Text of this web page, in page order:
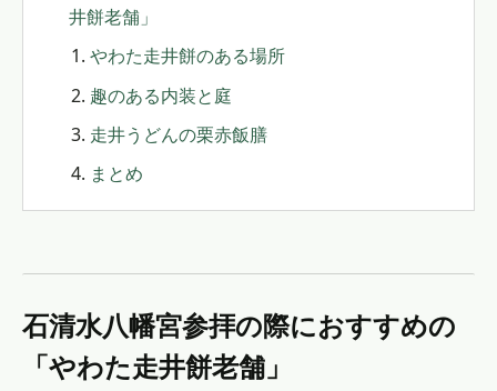
井餅老舗」
やわた走井餅のある場所
趣のある内装と庭
走井うどんの栗赤飯膳
まとめ
石清水八幡宮参拝の際におすすめの
「やわた走井餅老舗」